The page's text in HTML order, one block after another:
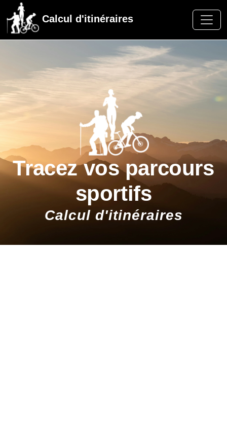
Calcul d'itinéraires
Tracez vos parcours
sportifs
Calcul d'itinéraires